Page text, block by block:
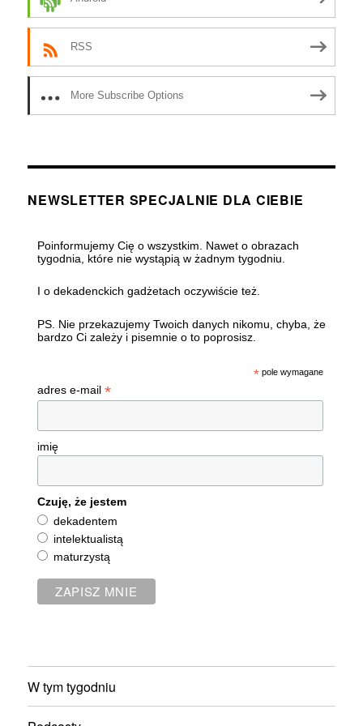
RSS
More Subscribe Options
NEWSLETTER SPECJALNIE DLA CIEBIE
Poinformujemy Cię o wszystkim. Nawet o obrazach
tygodnia, które nie wystąpią w żadnym tygodniu.
I o dekadenckich gadżetach oczywiście też.
PS. Nie przekazujemy Twoich danych nikomu, chyba, że
bardzo Ci zależy i pisemnie o to poprosisz.
*pole wymagane
adres e-mail *
imię
Czuję, że jestem
dekadentem
intelektualistą
maturzystą
W tym tygodniu